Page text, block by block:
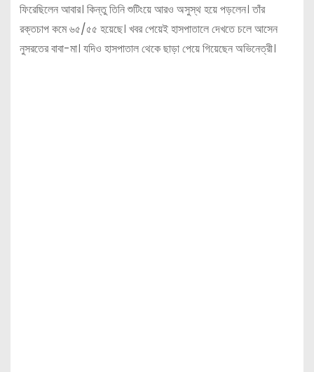
ফিরেছিলেন আবার। কিন্তু তিনি শুটিংয়ে আরও অসুস্থ হয়ে পড়লেন। তাঁর
রক্তচাপ কমে ৬৫/৫৫ হয়েছে। খবর পেয়েই হাসপাতালে দেখতে চলে আসেন
নুসরতের বাবা-মা। যদিও হাসপাতাল থেকে ছাড়া পেয়ে গিয়েছেন অভিনেত্রী।